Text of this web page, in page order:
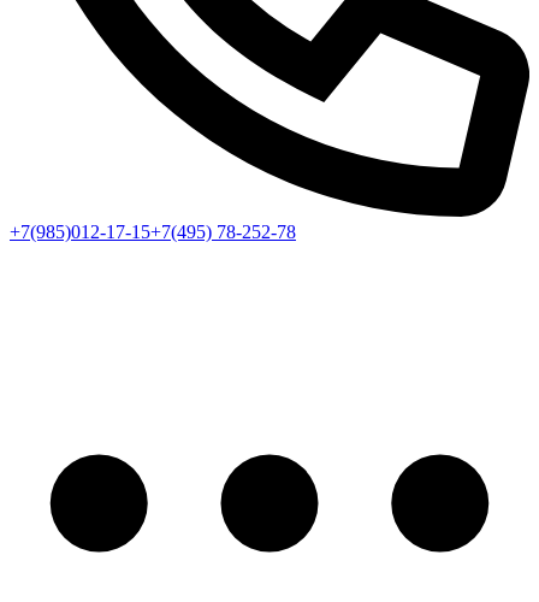
+7(985)012-17-15+7(495) 78-252-78